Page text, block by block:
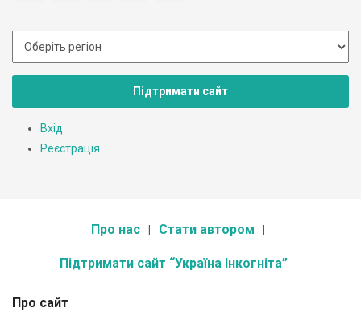
Підтримати сайт
Вхід
Реєстрація
Про нас Стати автором
Підтримати сайт “Україна Інкогніта”
Про сайт